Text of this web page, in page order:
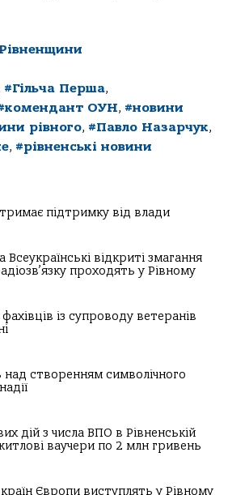
#Гільча Перша,
ОУН, #новини
рівного, #Павло Назарчук,
, #рівненські новини
підтримку від влади
відкриті змагання
проходять у Рівному
із супроводу ветеранів
створенням символічного
дій з числа ВПО в Рівненській
ваучери по 2 млн гривень
Європи виступлять у Рівному